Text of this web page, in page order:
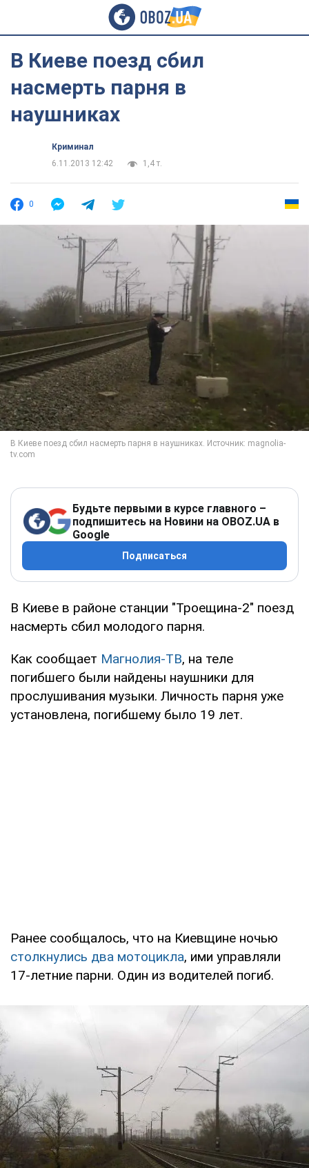
В Киеве поезд сбил
насмерть парня в
наушниках
Криминал
6.11.2013 12:42
1,4 т.
0
Будьте первыми в курсе главного –
подпишитесь на Новини на OBOZ.UA в
Google
Подписаться
В Киеве в районе станции "Троещина-2" поезд
насмерть сбил молодого парня.
Как сообщает Магнолия-ТВ, на теле
погибшего были найдены наушники для
прослушивания музыки. Личность парня уже
установлена, погибшему было 19 лет.
Ранее сообщалось, что на Киевщине ночью
столкнулись два мотоцикла, ими управляли
17-летние парни. Один из водителей погиб.